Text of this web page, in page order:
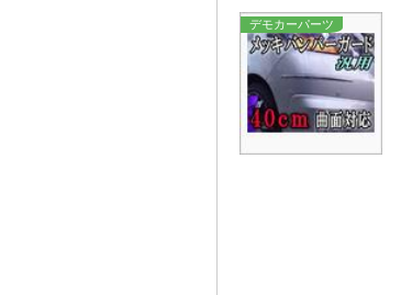
デモカーパーツ